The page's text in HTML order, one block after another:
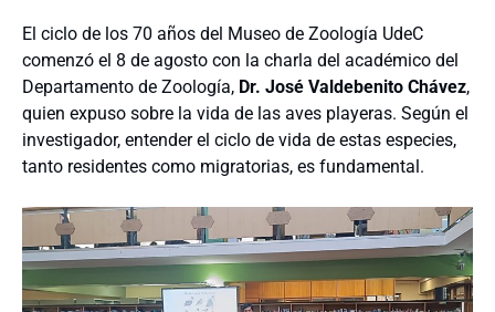
El ciclo de los 70 años del Museo de Zoología UdeC
comenzó el 8 de agosto con la charla del académico del
Departamento de Zoología, Dr. José Valdebenito Chávez,
quien expuso sobre la vida de las aves playeras. Según el
investigador, entender el ciclo de vida de estas especies,
tanto residentes como migratorias, es fundamental.